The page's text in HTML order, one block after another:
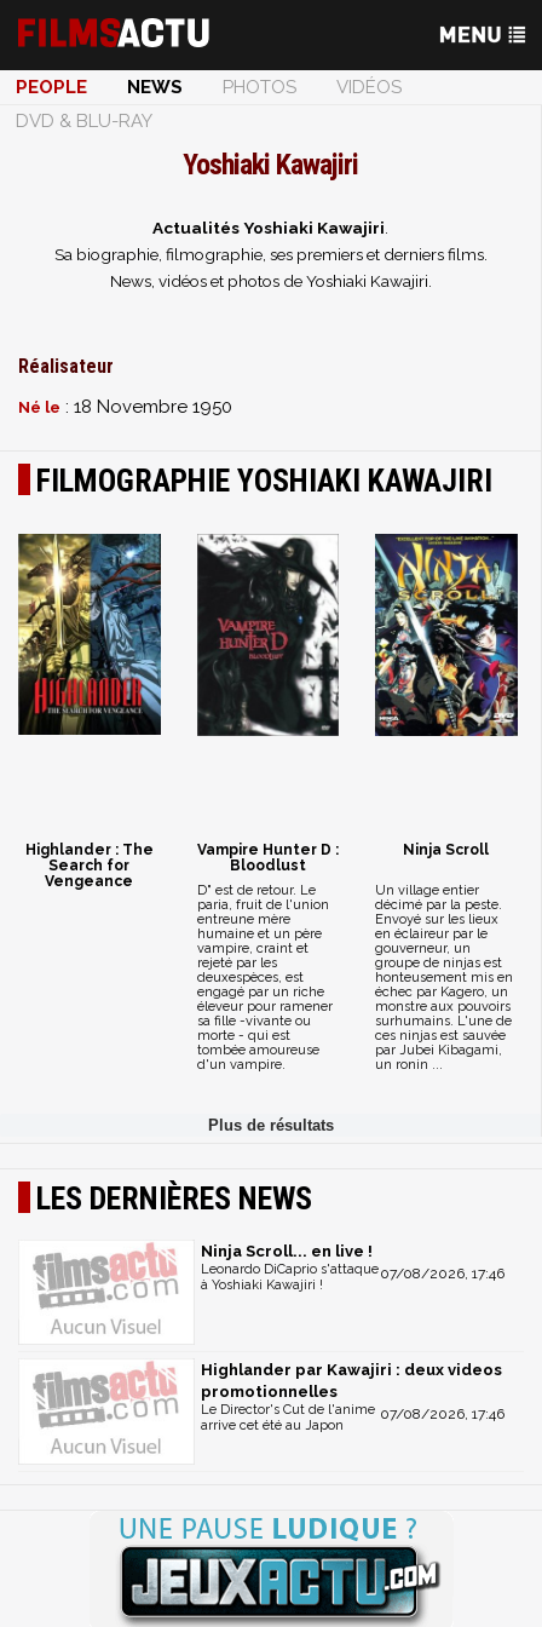
PEOPLE NEWS PHOTOS
VIDÉOS
DVD & BLU-RAY
Yoshiaki Kawajiri
Actualités Yoshiaki Kawajiri
Sa biographie, filmographie, ses premiers et derniers films.
News, vidéos et photos de Yoshiaki Kawajiri.
Réalisateur
Né le : 18 Novembre 1950
FILMOGRAPHIE YOSHIAKI KAWAJIRI
Highlander : The
Search for
Vengeance
Vampire Hunter D :
Bloodlust
D" est de retour. Le
paria, fruit de l'union
entreune mère
humaine et un père
vampire, craint et
rejeté par les
deuxespèces, est
engagé par un riche
éleveur pour ramener
sa fille -vivante ou
morte - qui est
tombée amoureuse
d'un vampire.
Ninja Scroll
Un village entier
décimé par la peste.
Envoyé sur les lieux
en éclaireur par le
gouverneur, un
groupe de ninjas est
honteusement mis en
échec par Kagero, un
monstre aux pouvoirs
surhumains. L'une de
ces ninjas est sauvée
par Jubei Kibagami,
un ronin ...
LES DERNIÈRES NEWS
Ninja Scroll... en live !
07/08/2026, 17:46
Leonardo DiCaprio s'attaque
à Yoshiaki Kawajiri !
Highlander par Kawajiri : deux videos
promotionnelles
07/08/2026, 17:46
Le Director's Cut de l'anime
arrive cet été au Japon